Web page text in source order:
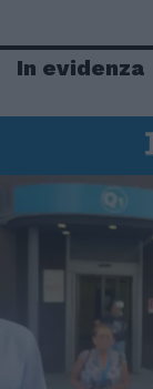
In evidenza